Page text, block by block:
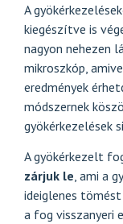
A
kiegészítve is
nagyon nehezen
mikroszkóp,
eredmények
módszernek
gyökérkezelések
A gyökérkezelt
zárjuk le, ami a
ideiglenes
a fog visszanyeri